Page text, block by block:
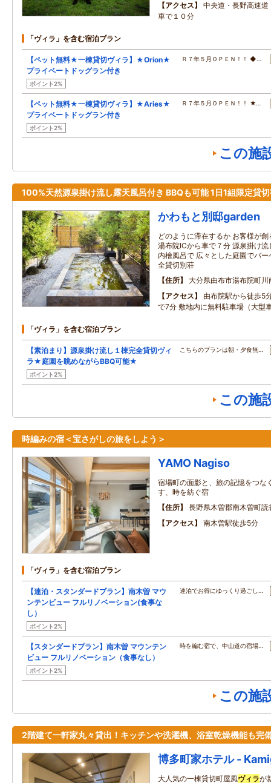
アクセス
中央道・長野高速
車で１０分
「ヴィラ」を含む宿泊プラン
【ペット無料★一棟貸切ヴィラ】★Orion★
プライベートドッグラン付き
ポイント2%
Ｒ７年５月ＯＰＥＮ！！ ◆…
【ペット無料★一棟貸切ヴィラ】★Aries★
プライベートドッグラン付き
ポイント2%
Ｒ７年５月ＯＰＥＮ！！ ★…
この施
100%天然源泉掛け流し露天風呂付き BBQも可能 1日1組限定貸
かわもと別邸garden
どのように滞在するか お客様が
湯布院ICから車で７分 源泉掛け
内檜風呂で 広々とした庭園でバ
全貸切別荘
住所
大分県由布市湯布院町川
アクセス
由布院駅から徒歩5
で7分 敷地内に無料駐車場（大型
「ヴィラ」を含む宿泊プラン
【素泊まり】源泉掛け流し１棟完全貸切ヴィ
ラ★庭園を眺めながらBBQ可能★
ポイント2%
こちらのプランは朝・夕食無…
この施
時編みの宿＜宝さがしの旅をしよう＞
YAMO Nagiso
宿場町の面影と、旅の記憶をつな
す、時を紡ぐ宿
住所
長野県木曽郡南木曽町
アクセス
南木曽駅徒歩5分
「ヴィラ」を含む宿泊プラン
【連泊・スタンダードプラン】南木曽 マウ
ンテンビュー フルリノベーション(食事な
し）
ポイント2%
連泊でお得にゆっくり過ごし…
【スタンダードプラン】南木曽 マウンテン
ビュー フルリノベーション（食事なし）
ポイント2%
時を編む宿で、中山道の宿場…
この施
2階建て一軒家丸々貸出！キッチンや洗濯機、浴室乾燥機能も完
博多町家ホテル -
大人気の一棟貸切町屋風ヴィラが